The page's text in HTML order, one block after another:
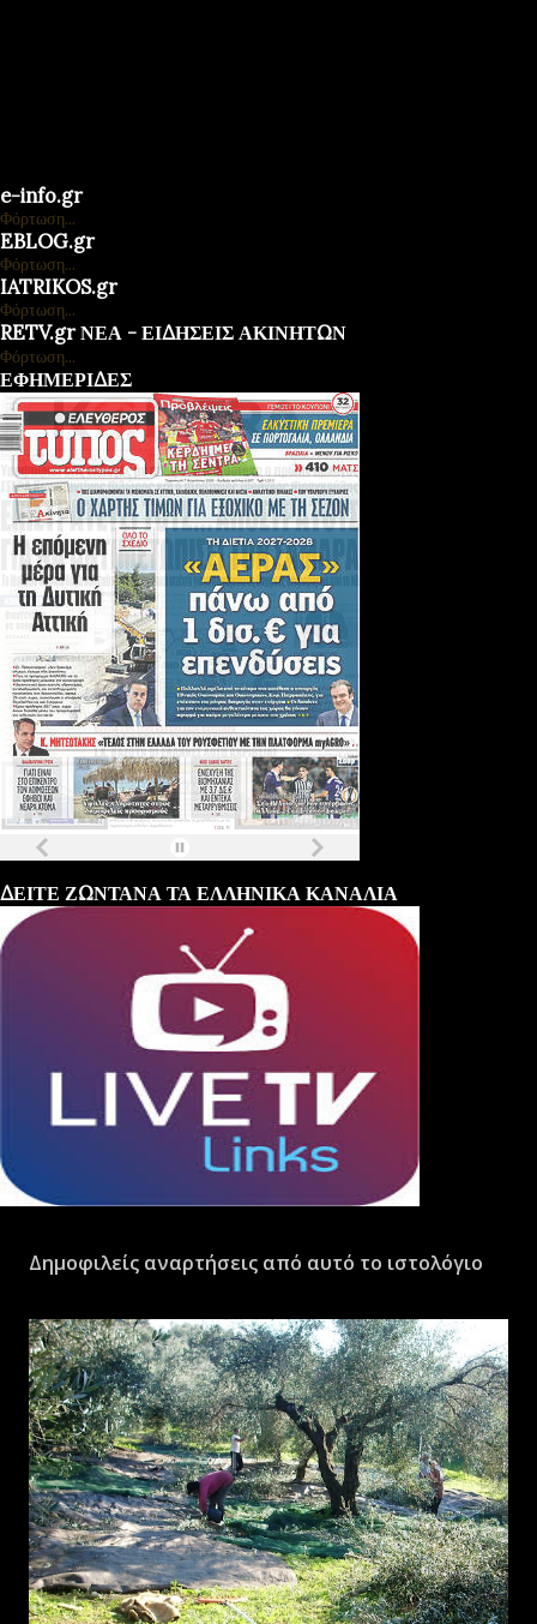
e-info.gr
Φόρτωση...
EBLOG.gr
Φόρτωση...
IATRIKOS.gr
Φόρτωση...
RETV.gr ΝΕΑ - ΕΙΔΗΣΕΙΣ ΑΚΙΝΗΤΩΝ
Φόρτωση...
ΕΦΗΜΕΡΙΔΕΣ
ΔΕΙΤΕ ΖΩΝΤΑΝΑ ΤΑ ΕΛΛΗΝΙΚΑ ΚΑΝΑΛΙΑ
Δημοφιλείς αναρτήσεις από αυτό το ιστολόγιο